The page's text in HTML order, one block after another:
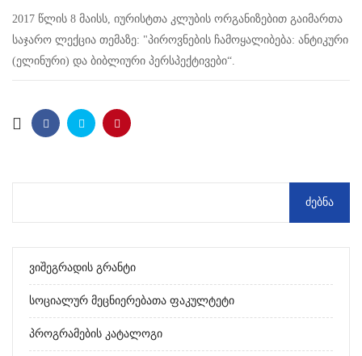
2017 წლის 8 მაისს, იურისტთა კლუბის ორგანიზებით გაიმართა
საჯარო ლექცია თემაზე: "პიროვნების ჩამოყალიბება: ანტიკური
(ელინური) და ბიბლიური პერსპექტივები“.
Ვიშეგრადის Გრანტი
Სოციალურ Მეცნიერებათა Ფაკულტეტი
Პროგრამების Კატალოგი